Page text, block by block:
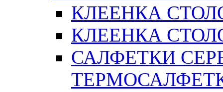
КЛЕЕНКА
КЛЕЕНКА
САЛФЕТКИ